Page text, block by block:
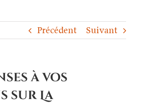
Précédent Suivant
à vos
sur La